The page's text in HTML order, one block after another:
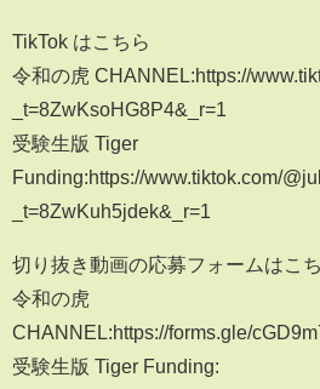
TikTok はこちら
令和の虎 CHANNEL:https://
_t=8ZwKsoHG8P4&_r=1
受験生版 Tiger
Funding:https://www.tiktok.com/
_t=8ZwKuh5jdek&_r=1
切り抜き動画の応募フォームはこ
令和の虎
CHANNEL:https://forms.gle/
受験生版 Tiger Funding: